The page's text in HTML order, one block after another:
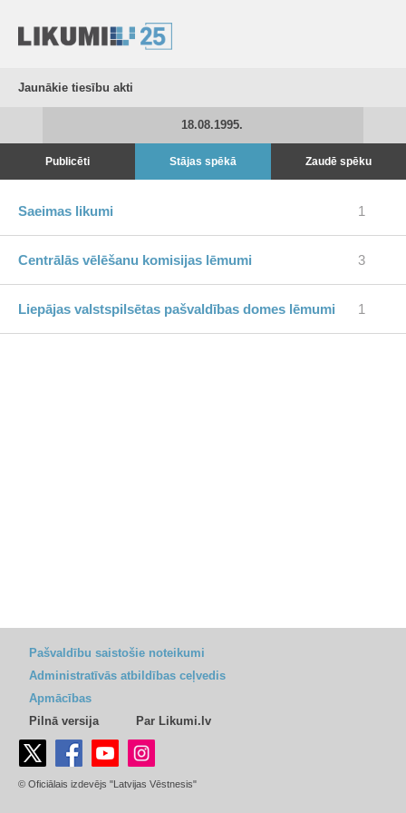
Jaunākie tiesību akti
18.08.1995.
Publicēti Stājas spēkā Zaudē spēku
Saeimas likumi 1
Centrālās vēlēšanu komisijas lēmumi 3
Liepājas valstspilsētas pašvaldības domes lēmumi 1
Pašvaldību saistošie noteikumi
Administratīvās atbildības ceļvedis
Apmācības
Pilnā versija
Par Likumi.lv
© Oficiālais izdevējs "Latvijas Vēstnesis"